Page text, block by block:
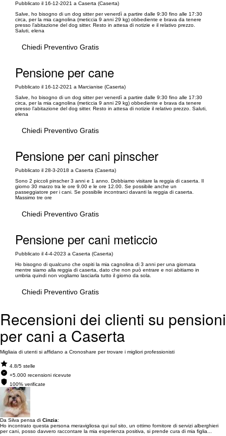
Pubblicato il 16-12-2021 a Caserta (Caserta)
Salve, ho bisogno di un dog sitter per venerdì a partire dalle 9:30 fino alle 17:30
circa, per la mia cagnolina (meticcia 9 anni 29 kg) obbediente e brava da tenere
presso l’abitazione del dog sitter. Resto in attesa di notizie e il relativo prezzo.
Saluti, elena
Chiedi Preventivo Gratis
Pensione per cane
Pubblicato il 16-12-2021 a Marcianise (Caserta)
Salve, ho bisogno di un dog sitter per venerdì a partire dalle 9:30 fino alle 17:30
circa, per la mia cagnolina (meticcia 9 anni 29 kg) obbediente e brava da tenere
presso l’abitazione del dog sitter. Resto in attesa di notizie il relativo prezzo. Saluti,
elena
Chiedi Preventivo Gratis
Pensione per cani pinscher
Pubblicato il 28-3-2018 a Caserta (Caserta)
Sono 2 piccoli pinscher 3 anni e 1 anno. Dobbiamo visitare la reggia di caserta. Il
giorno 30 marzo tra le ore 9.00 e le ore 12.00. Se possibile anche un
passeggiatore per i cani. Se possibile incontrarci davanti la reggia di caserta.
Massimo tre ore
Chiedi Preventivo Gratis
Pensione per cani meticcio
Pubblicato il 4-4-2023 a Caserta (Caserta)
Ho bisogno di qualcuno che ospiti la mia cagnolina di 3 anni per una giornata
mentre siamo alla reggia di caserta, dato che non può entrare e noi abitiamo in
umbria quindi non vogliamo lasciarla tutto il giorno da sola.
Chiedi Preventivo Gratis
Recensioni dei clienti su pensioni
per cani a Caserta
Migliaia di utenti si affidano a Cronoshare per trovare i migliori professionisti
4.8/5 stelle
+5.000 recensioni ricevute
100% verificate
Da Silva pensa di Cinzia:
Ho incontrato questa persona meravigliosa qui sul sito, un ottimo fornitore di servizi alberghieri
per cani, posso davvero raccontare la mia esperienza positiva, si prende cura di mia figlia...